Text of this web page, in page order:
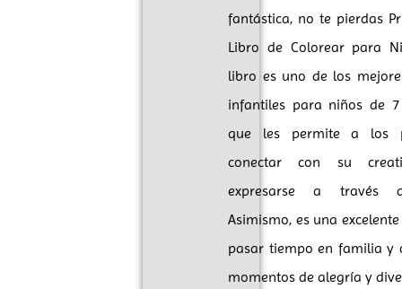
fantástica, no te pierdas
Libro de Colorear para
libro es uno de los
infantiles para niños de
que les permite a los
conectar con su
expresarse a través
Asimismo, es una
pasar tiempo en familia y
momentos de alegría y